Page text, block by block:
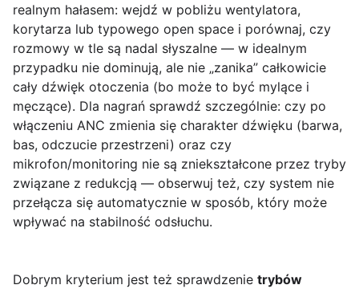
realnym hałasem: wejdź w pobliżu wentylatora,
korytarza lub typowego open space i porównaj, czy
rozmowy w tle są nadal słyszalne — w idealnym
przypadku nie dominują, ale nie „zanika” całkowicie
cały dźwięk otoczenia (bo może to być mylące i
męczące). Dla nagrań sprawdź szczególnie: czy po
włączeniu ANC zmienia się charakter dźwięku (barwa,
bas, odczucie przestrzeni) oraz czy
mikrofon/monitoring nie są zniekształcone przez tryby
związane z redukcją — obserwuj też, czy system nie
przełącza się automatycznie w sposób, który może
wpływać na stabilność odsłuchu.
Dobrym kryterium jest też sprawdzenie trybów